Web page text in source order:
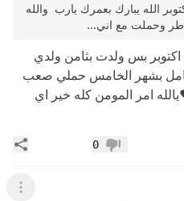
الله يبارك بعمرك يارب والله
وحملت مع اني...
بس ولدت بثامن ولدي
بشهر الخامس حملي صعب
امر المومن كله خير اي
عدم إعجاب
0
عرض